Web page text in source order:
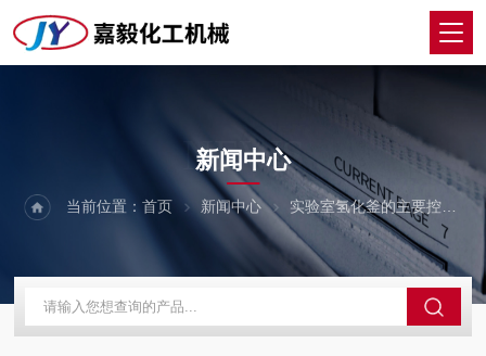
NEWS
新闻中心
当前位置：首页 新闻中心 实验室氢化釜的主要控制点